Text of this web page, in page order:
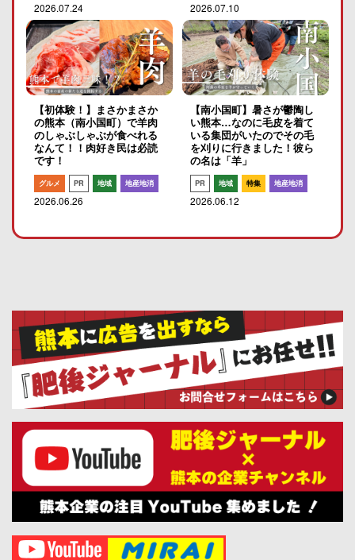
2026.07.24 2026.07.10
【初体験！】まさかまさか
の熊本（南小国町）で羊肉
のしゃぶしゃぶが食べれる
なんて！！肉好き民は必読
です！
グルメ PR 地域 地産地消
2026.06.26
【南小国町】暑さが鬱陶し
い熊本…なのに毛皮を着て
いる集団がいたのでその毛
を刈りに行きました！彼ら
の名は「羊」
PR 地域 特集 地産地消
2026.06.12